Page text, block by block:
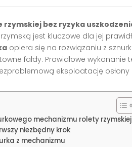
bez ryzyka
jest kluczowe dla jej
opiera się na rozwiązaniu z
fałdy. Prawidłowe
eksploatację osłony
mechanizmu rolety rzymskiej
niezbędny krok
z mechanizmu